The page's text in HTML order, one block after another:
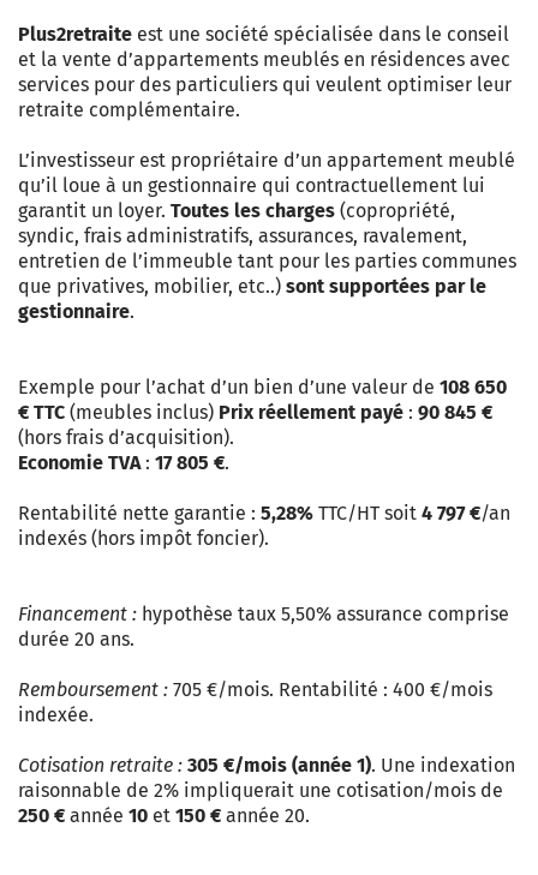
Plus2retraite est une société spécialisée dans le conseil
et la vente d’appartements meublés en résidences avec
services pour des particuliers qui veulent optimiser leur
retraite complémentaire.
L’investisseur est propriétaire d’un appartement meublé
qu’il loue à un gestionnaire qui contractuellement lui
garantit un loyer. Toutes les charges (copropriété,
syndic, frais administratifs, assurances, ravalement,
entretien de l’immeuble tant pour les parties communes
que privatives, mobilier, etc..) sont supportées par le
gestionnaire.
Exemple pour l’achat d’un bien d’une valeur de 108 650
€ TTC (meubles inclus) Prix réellement payé : 90 845 €
(hors frais d’acquisition).
Economie TVA: 17 805 €.
Rentabilité nette garantie : 5,28% TTC/HT soit 4 797 €/an
indexés (hors impôt foncier).
Financement : hypothèse taux 5,50% assurance comprise
durée 20 ans.
Remboursement : 705 €/mois. Rentabilité : 400 €/mois
indexée.
Cotisation retraite : 305 €/mois (année 1). Une indexation
raisonnable de 2% impliquerait une cotisation/mois de
250 € année 10 et 150 € année 20.